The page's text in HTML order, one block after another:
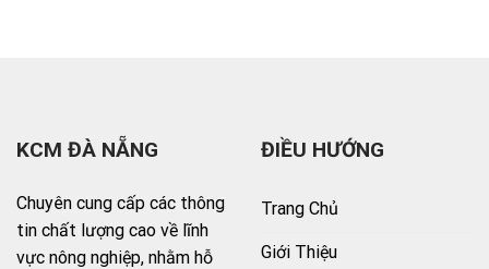
KCM ĐÀ NẴNG
Chuyên cung cấp các thông
tin chất lượng cao về lĩnh
vực nông nghiệp, nhằm hỗ
ĐIỀU HƯỚNG
Trang Chủ
Giới Thiệu